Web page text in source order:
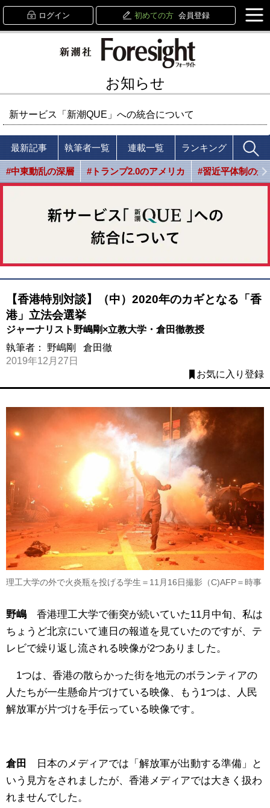
ログイン 初めての方 会員登録
お知らせ
新サービス「新潮QUE」への統合について
最新記事 執筆者一覧 連載一覧 ランキング
#中東動乱の深層 #トランプ2.0のアメリカ #習近平体制の光
【香港特別対談】（中）2020年のカギとなる「香
港」立法会選挙
ジャーナリスト野嶋剛×立教大学・倉田徹教授
執筆者： 野嶋剛
倉田徹
2019年12月27日
お気に入り登録
理工大学の外で火炎瓶を投げる学生＝11月16日撮影（C)AFP＝時事
野嶋 香港理工大学で衝突が続いていた11月中旬、私は
ちょうど北京にいて連日の報道を見ていたのですが、テ
レビで繰り返し流される映像が2つありました。
1つは、香港の散らかった街を地元のボランティアの
人たちが一生懸命片づけている映像、もう1つは、人民
解放軍が片づけを手伝っている映像です。
倉田
日本のメディアでは「解放軍が出動する準備」と
いう見方をされましたが、香港メディアでは大きく扱わ
れませんでした。